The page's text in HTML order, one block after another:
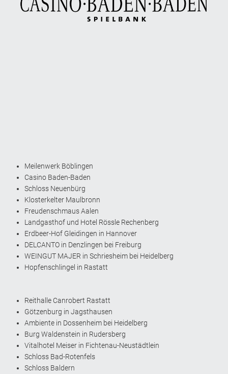
Meilenwerk Böblingen
Casino Baden-Baden
Schloss Neuenbürg
Klosterkelter Maulbronn
Freudenschmaus Aalen
Landgasthof und Hotel Rössle Rechenberg
Erdbeer-Hof Gleidingen in Hannover
DELCANTO in Denzlingen bei Freiburg
WEINGUT MAJER in Schriesheim bei Heidelberg
Hopfenschlingel in Rastatt
Reithalle Canrobert Rastatt
Götzenburg in Jagsthausen
Ambiente in Dossenheim bei Heidelberg
Burg Waldenstein in Rudersberg
Vitalhotel Meiser in Fichtenau-Neustädtlein
Schloss Bad-Rotenfels
Schloss Baldern